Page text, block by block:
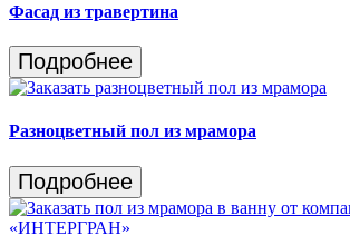
Фасад из травертина
Подробнее
Разноцветный пол из мрамора
Подробнее